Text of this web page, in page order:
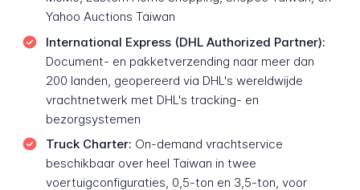
Yahoo Auctions Taiwan
International Express (DHL Authorized Partner):
Document- en pakketverzending naar meer dan
200 landen, geopereerd via DHL's wereldwijde
vrachtnetwerk met DHL's tracking- en
bezorgsystemen
Truck Charter: On-demand vrachtservice
beschikbaar over heel Taiwan in twee
voertuigconfiguraties, 0,5-ton en 3,5-ton, voor